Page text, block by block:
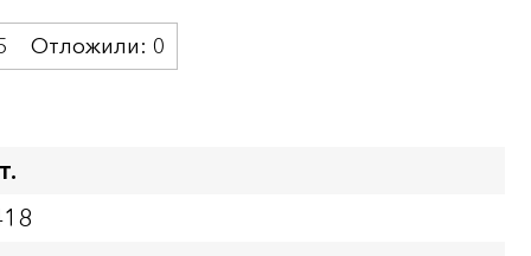
Отложили: 0